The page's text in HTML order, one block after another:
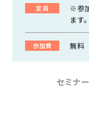
定員
※参
ます。
参加費 無料
セミナ